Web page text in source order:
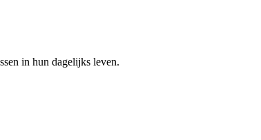
in hun dagelijks leven.